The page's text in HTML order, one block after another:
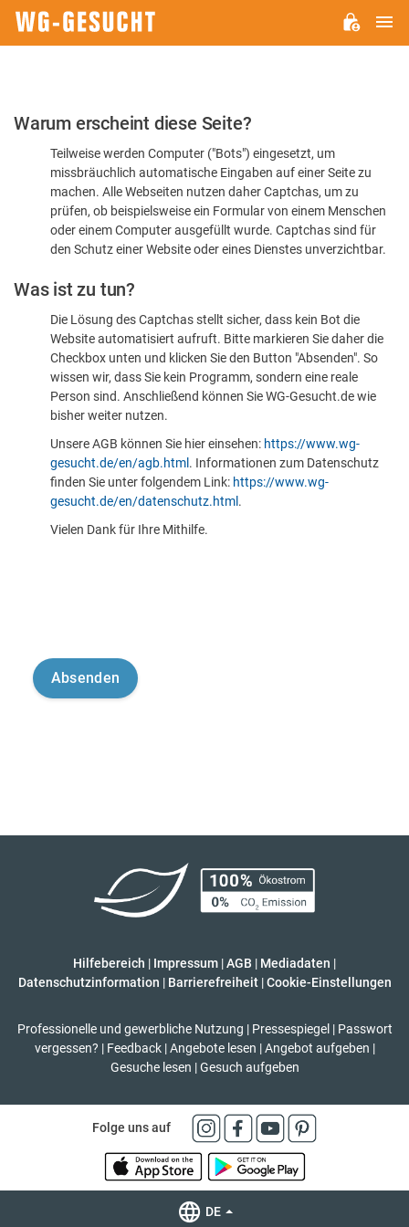
Bitte
dass
sind
Warum erscheint diese Seite?
Teilweise werden Computer ("Bots") eingesetzt, um
missbräuchlich automatische Eingaben auf einer Seite zu
machen. Alle Webseiten nutzen daher Captchas, um zu
prüfen, ob beispielsweise ein Formular von einem Menschen
oder einem Computer ausgefüllt wurde. Captchas sind für
den Schutz einer Website oder eines Dienstes unverzichtbar.
Was ist zu tun?
Die Lösung des Captchas stellt sicher, dass kein Bot die
Website automatisiert aufruft. Bitte markieren Sie daher die
Checkbox unten und klicken Sie den Button "Absenden". So
wissen wir, dass Sie kein Programm, sondern eine reale
Person sind. Anschließend können Sie WG-Gesucht.de wie
bisher weiter nutzen.
Unsere AGB können Sie hier einsehen: https://www.wg-
gesucht.de/en/agb.html . Informationen zum Datenschutz
finden Sie unter folgendem Link: https://www.wg-
gesucht.de/en/datenschutz.html .
Vielen Dank für Ihre Mithilfe.
Hilfebereich | Impressum |AGB | Mediadaten |
Datenschutzinformation | Barrierefreiheit | Cookie-Einstellungen
Professionelle und gewerbliche Nutzung | Pressespiegel | Passwort
vergessen? | Feedback | Angebote lesen | Angebot aufgeben |
Gesuche lesen | Gesuch aufgeben
Folge uns auf
DE